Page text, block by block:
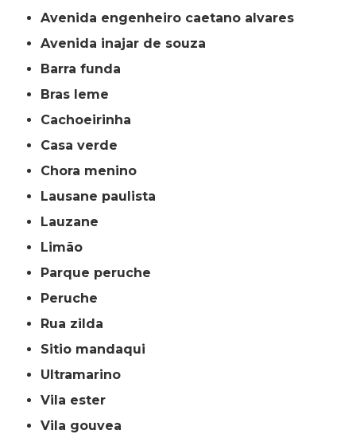
avenida engenheiro caetano alvares
avenida inajar de souza
barra funda
bras leme
cachoeirinha
casa verde
chora menino
lausane paulista
lauzane
limão
parque peruche
peruche
rua zilda
sitio mandaqui
ultramarino
vila ester
vila gouvea